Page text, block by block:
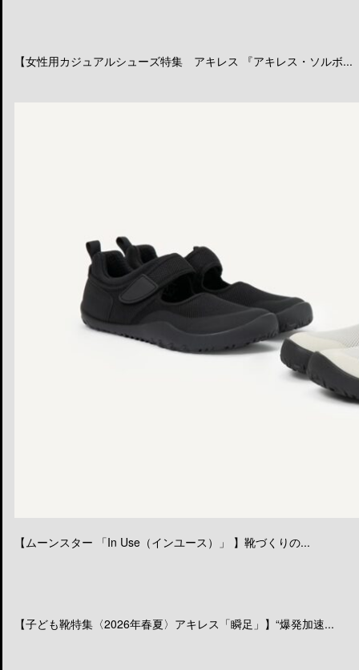
【女性用カジュアルシューズ特集 アキレス 『アキレス・ソルボ...
【ムーンスター 「In Use（インユース）」 】靴づくりの...
【子ども靴特集〈2026年春夏〉アキレス「瞬足」】“爆発加速...